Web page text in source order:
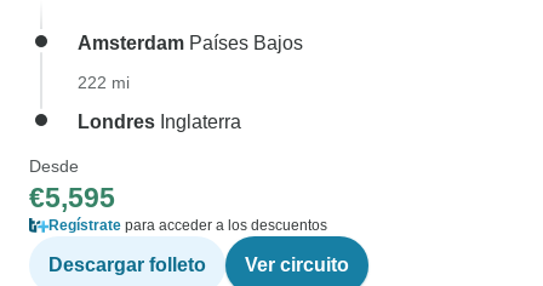
Amsterdam Países Bajos
222 mi
Londres Inglaterra
Desde
€5,595
Regístrate para acceder a los descuentos
Descargar folleto Ver circuito